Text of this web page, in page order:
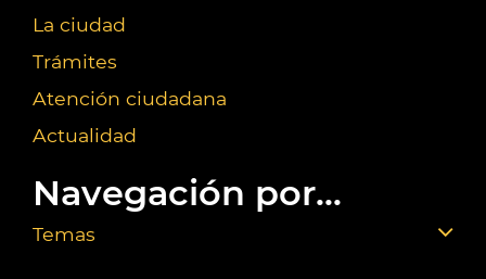
La ciudad
Trámites
Atención ciudadana
Actualidad
Navegación por...
Temas